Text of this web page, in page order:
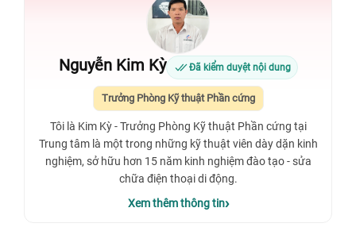
⭐ 12 tháng - Bảo hành vĩnh viễn, bao rơi
vỡ kính
✅ Tiền công thay thế ⭐ Miễn phí
⭐ 08:00 - 21:00
Nguyễn Kim Kỳ Đã kiểm duyệt nội dung
Trưởng Phòng Kỹ thuật Phần cứng
Tôi là Kim Kỳ - Trưởng Phòng Kỹ thuật Phần cứng tại
Trung tâm là một trong những kỹ thuật viên dày dặn kinh
nghiệm, sở hữu hơn 15 năm kinh nghiệm đào tạo - sửa
chữa điện thoại di động.
Xem thêm thông tin